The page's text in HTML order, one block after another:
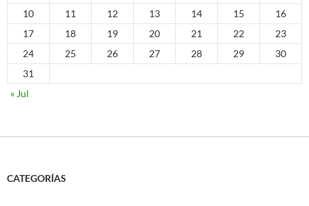
10
11 12 13 14 15
16
17
18 19 20 21 22
23
24
25 26 27 28 29
30
31
« Jul
CATEGORÍAS